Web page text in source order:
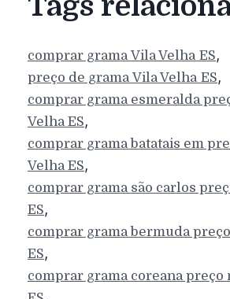
comprar gramaVila Velha ES,
preço de gramaVila Velha ES,
comprar grama esmeralda
Velha ES,
comprar grama batatais em
Velha ES,
comprar grama são carlos
ES,
comprar grama bermuda preço
ES,
comprar grama coreana preço